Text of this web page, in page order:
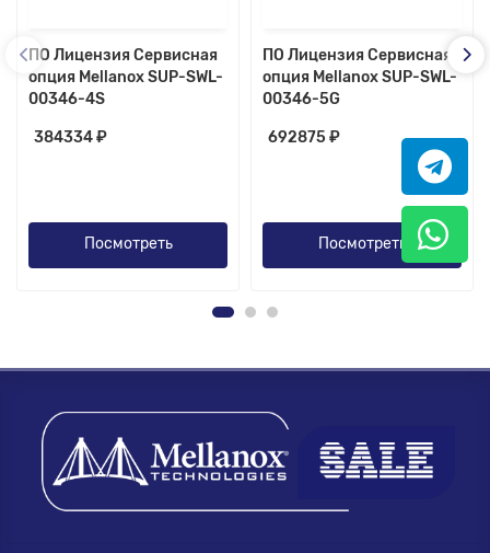
ПО Лицензия Сервисная
опция Mellanox SUP-SWL-
00346-4S
384334 ₽
Посмотреть
ПО Лицензия Сервисная
опция Mellanox SUP-SWL-
00346-5G
692875 ₽
Посмотреть